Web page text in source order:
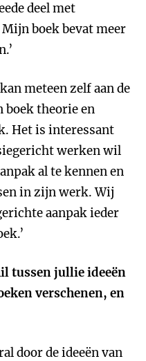
deel met
boek bevat meer
meteen zelf aan de
boek theorie en
Het is interessant
werken wil
al te kennen en
in zijn werk. Wij
aanpak ieder
tussen jullie ideeën
verschenen, en
door de ideeën van